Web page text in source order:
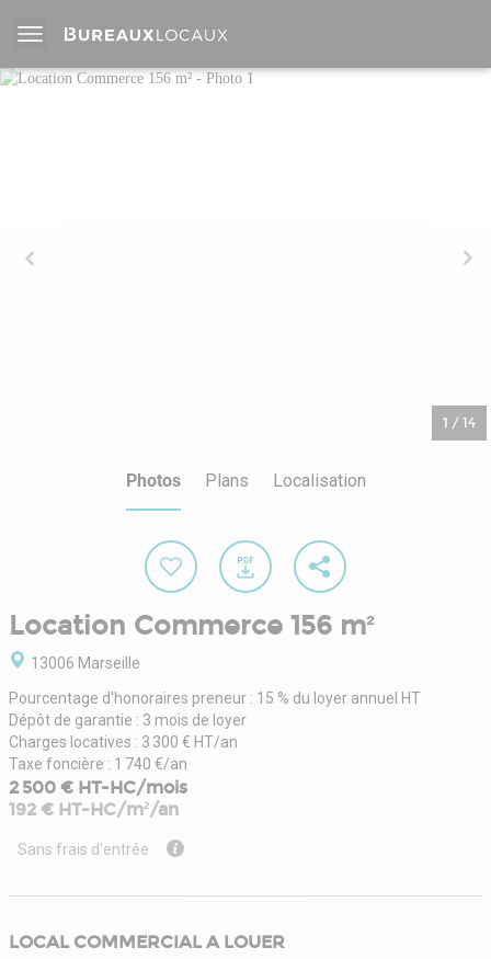
1 / 14
Photos Plans Localisation
Location Commerce 156 m²
13006 Marseille
Pourcentage d'honoraires preneur : 15 % du loyer annuel HT
Dépôt de garantie : 3 mois de loyer
Charges locatives : 3 300 € HT/an
Taxe foncière : 1 740 €/an
2 500 € HT-HC/mois
192 € HT-HC/m²/an
Sans frais d'entrée
LOCAL COMMERCIAL A LOUER